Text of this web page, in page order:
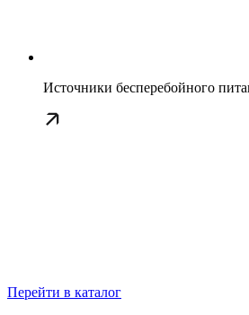
Источники бесперебойного
Перейти в каталог